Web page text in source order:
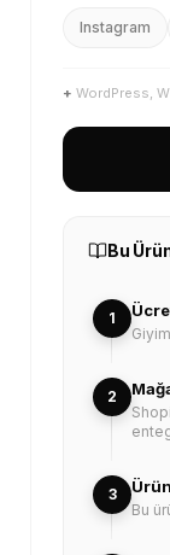
Instagram
+ WordPress,
Bu
1
2
3
Bu